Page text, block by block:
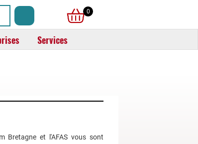
0
Services
Bretagne et l'AFAS vous sont